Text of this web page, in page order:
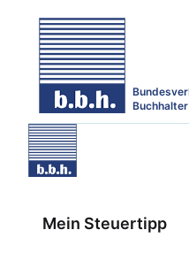
Mein Steuertipp